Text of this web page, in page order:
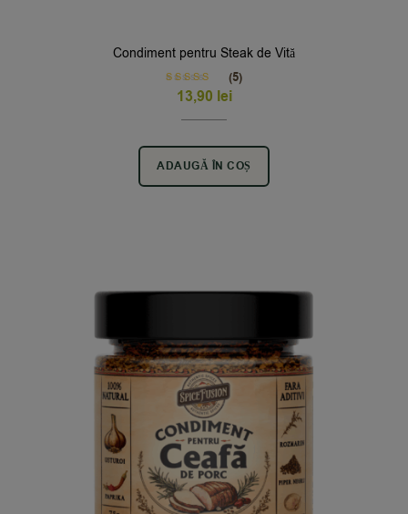
Condiment pentru Steak de Vită
Rated5.00
out of 5
(5)
13,90 lei
ADAUGĂ ÎN COȘ